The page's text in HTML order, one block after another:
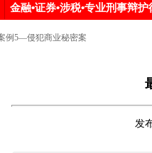
金融•证券•涉税•专业刑事辩护
例5—侵犯商业秘密案
发